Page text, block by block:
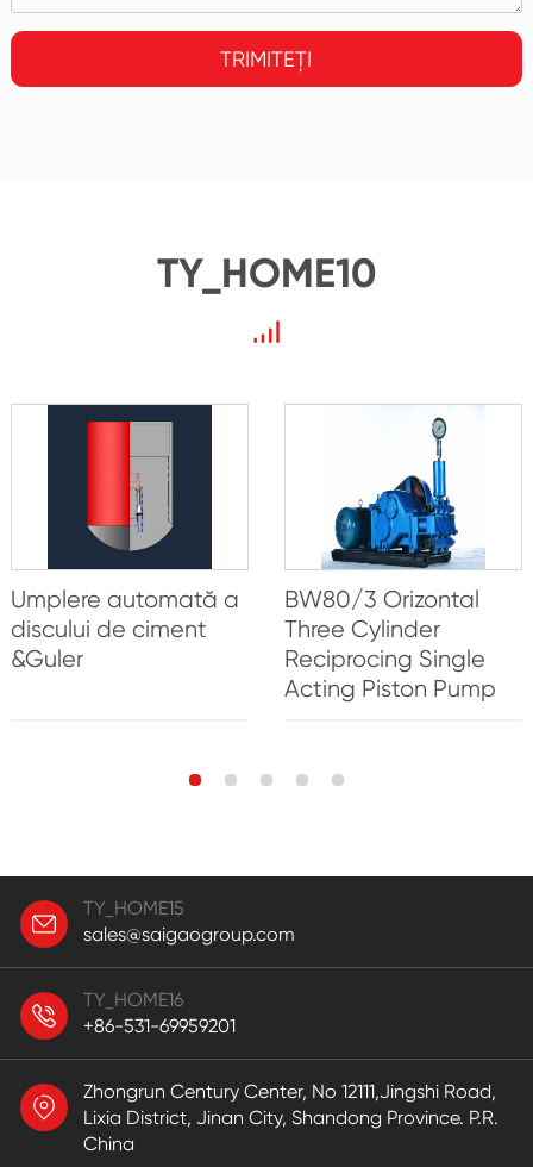
TRIMITEȚI
TY_HOME10
Umplere automată a
discului de ciment
&Guler
BW80/3 Orizontal
Three Cylinder
Reciprocing Single
Acting Piston Pump
TY_HOME15
sales@saigaogroup.com
TY_HOME16
+86-531-69959201
Zhongrun Century Center, No 12111,Jingshi Road,
Lixia District, Jinan City, Shandong Province. P.R.
China